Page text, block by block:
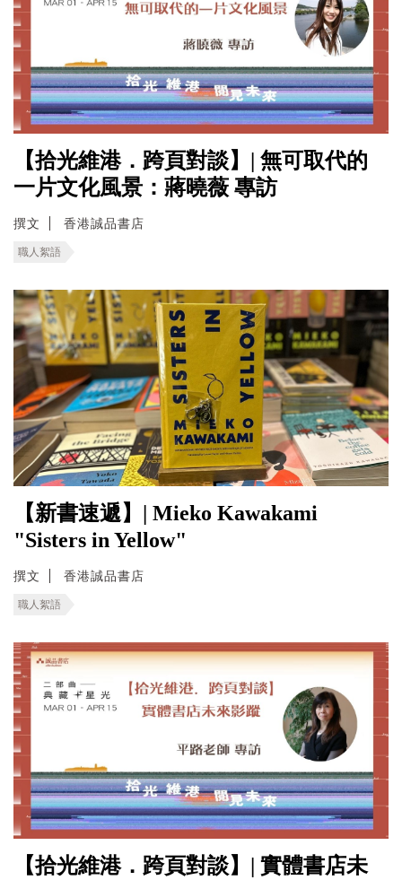
【拾光維港．跨頁對談】| 無可取代的
一片文化風景：蔣曉薇 專訪
撰文 香港誠品書店
職人絮語
【新書速遞】| Mieko Kawakami
"Sisters in Yellow"
撰文 香港誠品書店
職人絮語
【拾光維港．跨頁對談】| 實體書店未